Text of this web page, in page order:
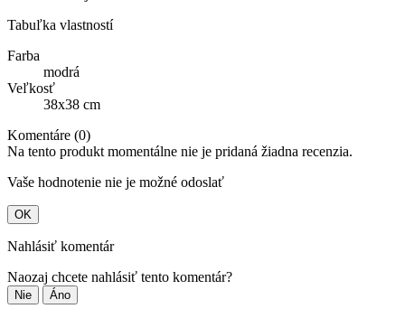
Tabuľka vlastností
Farba
modrá
Veľkosť
38x38 cm
Komentáre (0)
Na tento produkt momentálne nie je pridaná žiadna recenzia.
Vaše hodnotenie nie je možné odoslať
OK
Nahlásiť komentár
Naozaj chcete nahlásiť tento komentár?
Nie Áno